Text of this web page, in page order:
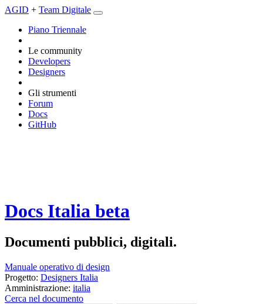
AGID + Team Digitale
Piano Triennale
Le community
Developers
Designers
Gli strumenti
Forum
Docs
GitHub
Docs Italia beta
Documenti pubblici, digitali.
Manuale operativo di design
Progetto: Designers Italia
Amministrazione: italia
Cerca nel documento